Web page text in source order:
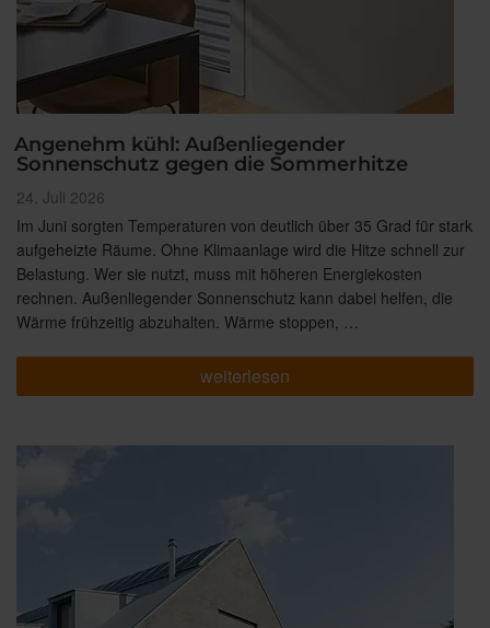
Angenehm kühl: Außenliegender
Sonnenschutz gegen die Sommerhitze
Veröffentlicht
am
24. Juli 2026
Im Juni sorgten Temperaturen von deutlich über 35 Grad für stark
aufgeheizte Räume. Ohne Klimaanlage wird die Hitze schnell zur
Belastung. Wer sie nutzt, muss mit höheren Energiekosten
rechnen. Außenliegender Sonnenschutz kann dabei helfen, die
Wärme frühzeitig abzuhalten. Wärme stoppen, …
„Angenehm
kühl:
gegen
weiterlesen